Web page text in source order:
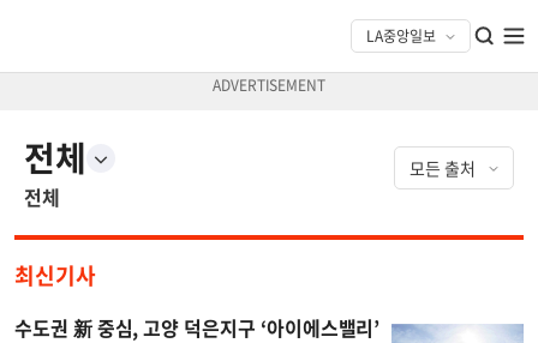
전체
전체
최신기사
수도권 新 중심, 고양 덕은지구 ‘아이에스밸리’